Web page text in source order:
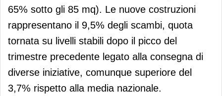
65% sotto gli 85 mq). Le nuove costruzioni
rappresentano il 9,5% degli scambi, quota
tornata su livelli stabili dopo il picco del
trimestre precedente legato alla consegna di
diverse iniziative, comunque superiore del
3,7% rispetto alla media nazionale.